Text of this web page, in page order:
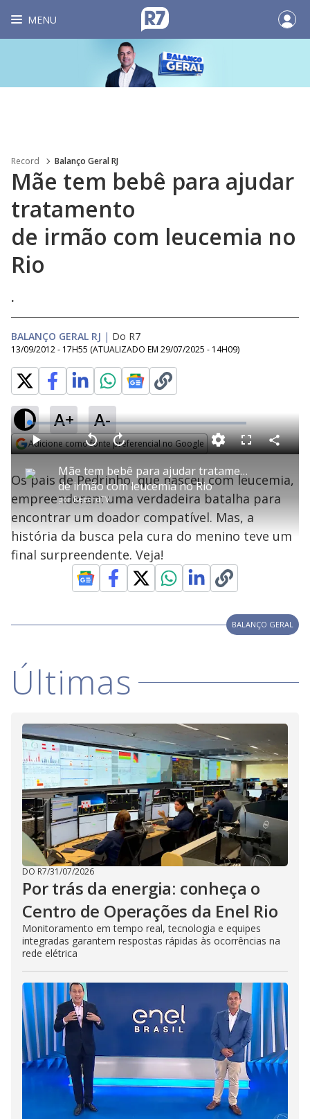
MENU
Record Balanço Geral RJ
Mãe tem bebê para ajudar
tratamento
de irmão com leucemia no
Rio
.
BALANÇO GERAL RJ | Do R7
13/09/2012 - 17H55 (ATUALIZADO EM 29/07/2025 - 14H09)
A+ A-
Adicione como fonte preferencial no Google
P
l
a
y
V
i
d
e
o
Mãe tem bebê para ajudar tratamento
de irmão com leucemia no Rio
por RecordTV
P V
t
a
r
1
0
e
g
n
d
s
A
n
ç
a
1
s
e
o
s
d
L
o
a
d
e
:
2
.
0
4
%
F
l
s
c
e
n
C
o
a
r
i
l
Os pais de Pedrinho, que nasceu com leucemia,
empreenderam uma verdadeira batalha para
encontrar um doador compatível. Mas, a
história da busca pela cura do menino teve um
final surpreendente. Veja!
BALANÇO GERAL
Últimas
DO R7/31/07/2026
Por trás da energia: conheça o
Centro de Operações da Enel Rio
Monitoramento em tempo real, tecnologia e equipes
integradas garantem respostas rápidas às ocorrências na
rede elétrica